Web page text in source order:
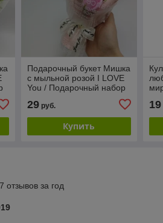
Подарочный букет Мишка
с мыльной розой I LOVE
You / Подарочный набор
29руб.
Купить
19
отзывов за год